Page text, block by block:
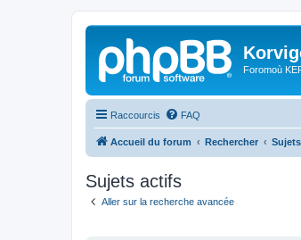
Foromoù
Raccourcis FAQ
Accueil du forum Rechercher
Sujets actifs
Aller sur la recherche avancée